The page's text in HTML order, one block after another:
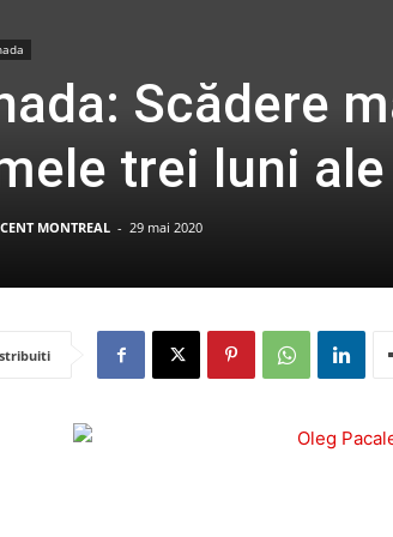
Scădere
trei luni
MONTREAL - 29 mai 2020